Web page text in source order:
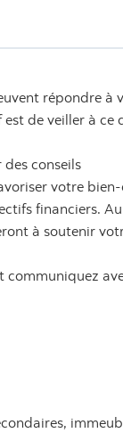
répondre à
de veiller à ce
conseils
votre
financiers. Au
à soutenir
communiquez